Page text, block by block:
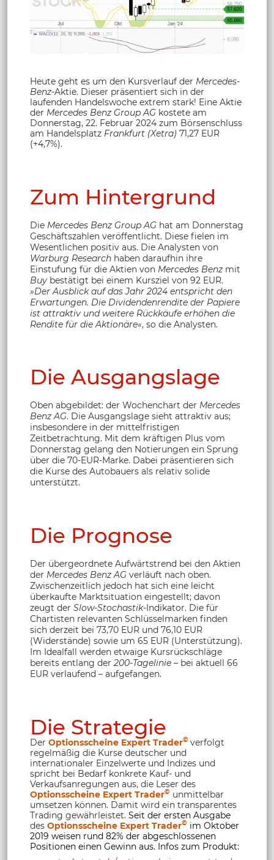
Heute geht es um den Kursverlauf der Mercedes-
Benz-Aktie. Dieser präsentiert sich in der
laufenden Handelswoche extrem stark! Eine Aktie
der Mercedes Benz Group AG kostete am
Donnerstag, 22. Februar 2024 zum Börsenschluss
am Handelsplatz Frankfurt (Xetra) 71,27 EUR
(+4,7%).
Zum Hintergrund
Die Mercedes Benz Group AG hat am Donnerstag
Geschäftszahlen veröffentlicht. Diese fielen im
Wesentlichen positiv aus. Die Analysten von
Warburg Research haben daraufhin ihre
Einstufung für die Aktien von Mercedes Benz mit
Buy bestätigt bei einem Kursziel von 92 EUR.
»Der Ausblick auf das Jahr 2024 entspricht den
Erwartungen. Die Dividendenrendite der Papiere
ist attraktiv und weitere Rückkäufe erhöhen die
Rendite für die Aktionäre«, so die Analysten.
Die Ausgangslage
Oben abgebildet: der Wochenchart der Mercedes
Benz AG. Die Ausgangslage sieht attraktiv aus;
insbesondere in der mittelfristigen
Zeitbetrachtung. Mit dem kräftigen Plus vom
Donnerstag gelang den Notierungen ein Sprung
über die 70-EUR-Marke. Dabei präsentieren sich
die Kurse des Autobauers als relativ solide
unterstützt.
Die Prognose
Der übergeordnete Aufwärtstrend bei den Aktien
der Mercedes Benz AG verläuft nach oben.
Zwischenzeitlich jedoch hat sich eine leicht
überkaufte Marktsituation eingestellt; davon
zeugt der Slow-Stochastik-Indikator. Die für
Chartisten relevanten Schlüsselmarken finden
sich derzeit bei 73,70 EUR und 76,10 EUR
(Widerstände) sowie um 65 EUR (Unterstützung).
Im Idealfall werden etwaige Kursrückschläge
bereits entlang der 200-Tagelinie – bei aktuell 66
EUR verlaufend – aufgefangen.
Die Strategie
Der Optionsscheine Expert Trader© verfolgt
regelmäßig die Kurse deutscher und
internationaler Einzelwerte und Indizes und
spricht bei Bedarf konkrete Kauf- und
Verkaufsanregungen aus, die Leser des
Optionsscheine Expert Trader© unmittelbar
umsetzen können. Damit wird ein transparentes
Trading gewährleistet. Seit der ersten Ausgabe
des Optionsscheine Expert Trader© im Oktober
2019 weisen rund 82% der abgeschlossenen
Positionen einen Gewinn aus. Infos zum Produkt: